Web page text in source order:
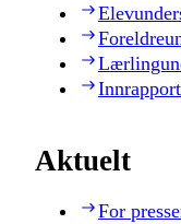
Aktuelt
For